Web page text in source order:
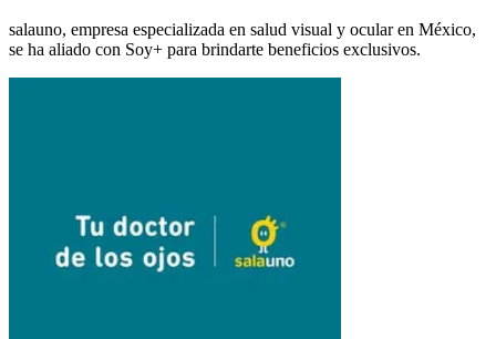
salauno, empresa especializada en salud visual y ocular en México,
se ha aliado con Soy+ para brindarte beneficios exclusivos.